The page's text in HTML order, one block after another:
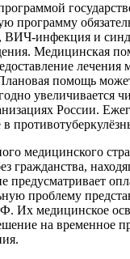
программу
ВИЧ-инфекция и
Медицинская
помощь может
увеличивается
России.
медицинского
гражданства,
предусматривает
проблему
медицинское
на временное